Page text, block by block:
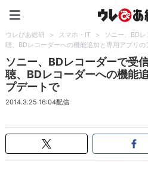
ウレぴあ総研 > スマホ・IT >
ソニー、BD
聴、BDレコーダーへの機能追加と専用アプリ
ソニー、BDレコーダーで受
聴、BDレコーダーへの機能
プデートで
2014.3.25 16:04配信